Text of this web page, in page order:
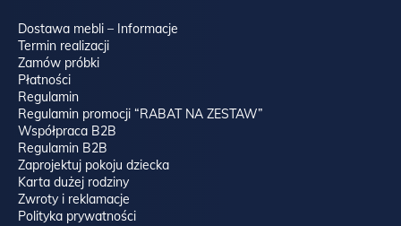
Dostawa mebli – Informacje
Termin realizacji
Zamów próbki
Płatności
Regulamin
Regulamin promocji “RABAT NA ZESTAW”
Współpraca B2B
Regulamin B2B
Zaprojektuj pokoju dziecka
Karta dużej rodziny
Zwroty i reklamacje
Polityka prywatności